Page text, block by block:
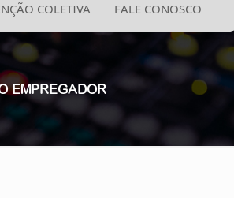
COLETIVA FALE CONOSCO
EMPREGADOR